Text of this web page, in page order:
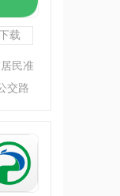
载
民准
交路
扫码